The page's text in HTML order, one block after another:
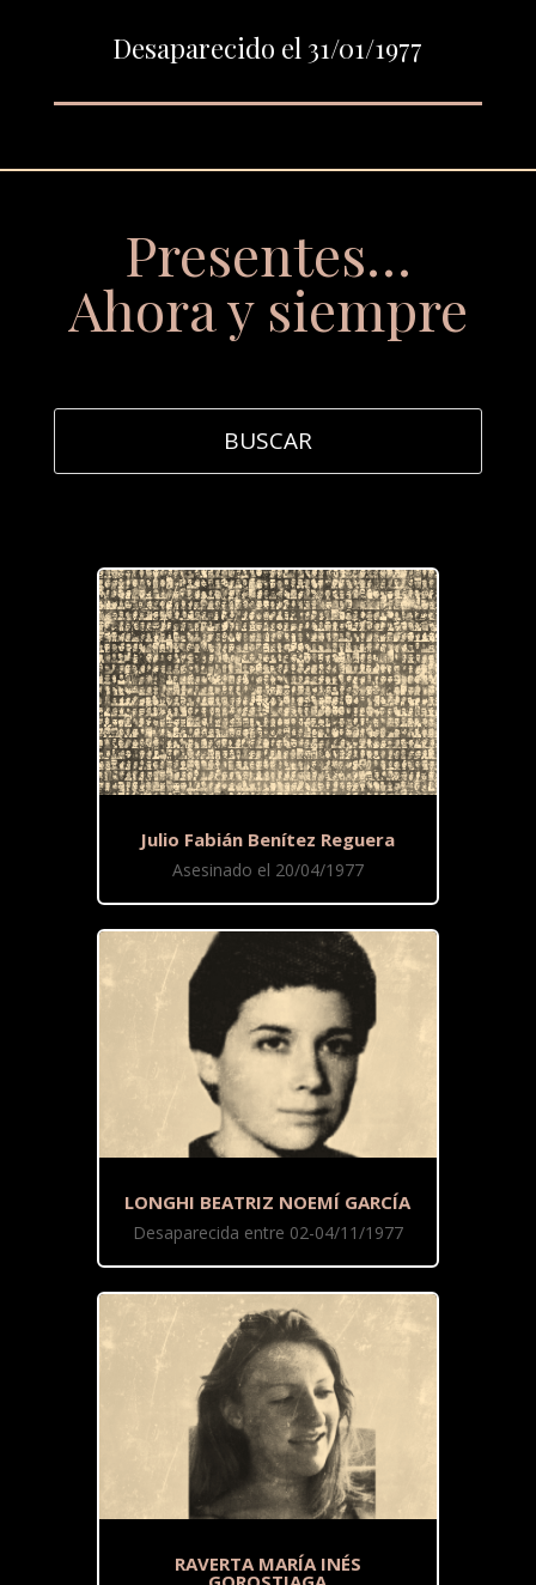
Desaparecido el 31/01/1977
Presentes…
Ahora y siempre
Julio Fabián Benítez Reguera
Asesinado el 20/04/1977
LONGHI BEATRIZ NOEMÍ GARCÍA
Desaparecida entre 02-04/11/1977
RAVERTA MARÍA INÉS